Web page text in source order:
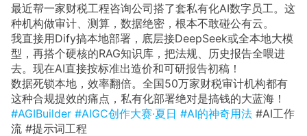
最近帮一家财税工程咨询公司搭了套私有化AI数字员工。这
种机构做审计、测算，数据绝密，根本不敢碰公有云。
我直接用Dify搞本地部署，底层接DeepSeek或全本地大模
型，再搭个硬核的RAG知识库，把法规、历史报告全喂进
去。现在AI直接按标准出造价和可研报告初稿！
数据死锁本地，效率翻倍。全国50万家财税审计机构都有
这种合规提效的痛点，私有化部署绝对是搞钱的大蓝海！
#AGIBuilder #AIGC创作大赛·夏日 #AI的神奇用法 #AI工作
流 #提示词工程